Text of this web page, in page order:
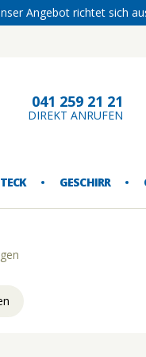
041 259 21 21
DIREKT ANRUFEN
GESCHIRR
Angebot richtet sich